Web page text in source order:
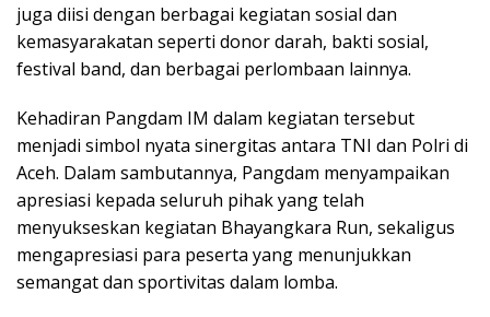
juga diisi dengan berbagai kegiatan sosial dan
kemasyarakatan seperti donor darah, bakti sosial,
festival band, dan berbagai perlombaan lainnya.
Kehadiran Pangdam IM dalam kegiatan tersebut
menjadi simbol nyata sinergitas antara TNI dan Polri di
Aceh. Dalam sambutannya, Pangdam menyampaikan
apresiasi kepada seluruh pihak yang telah
menyukseskan kegiatan Bhayangkara Run, sekaligus
mengapresiasi para peserta yang menunjukkan
semangat dan sportivitas dalam lomba.